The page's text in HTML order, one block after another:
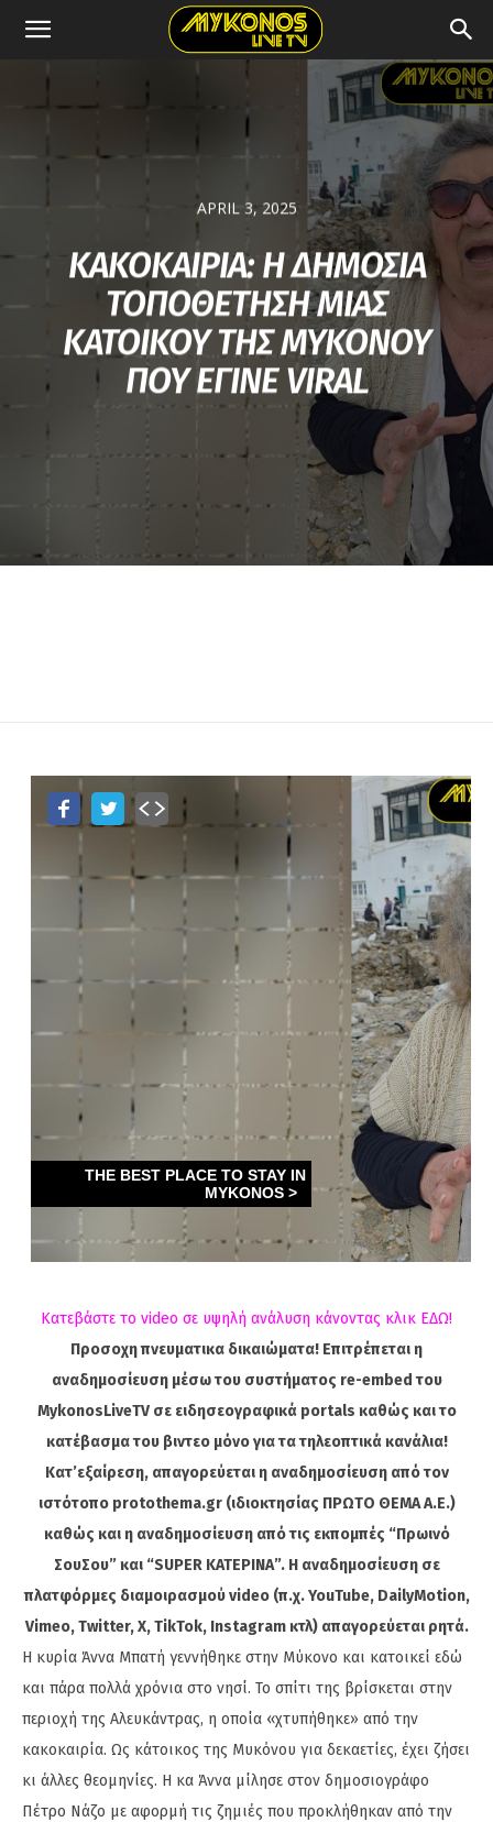
APRIL 3, 2025
KAΚΟΚΑΙΡΙΑ: Η ΔΗΜΟΣΙΑ
ΤΟΠΟΘΕΤΗΣΗ ΜΙΑΣ
ΚΑΤΟΙΚΟΥ ΤΗΣ ΜΥΚΟΝΟΥ
ΠΟΥ ΕΓΙΝΕ VIRAL
Κατεβάστε το video σε υψηλή ανάλυση κάνοντας κλικ ΕΔΩ!
Προσοχη πνευματικα δικαιώματα! Επιτρέπεται η
αναδημοσίευση μέσω του συστήματος re-embed του
MykonosLiveTV σε ειδησεογραφικά portals καθώς και το
κατέβασμα του βιντεο μόνο για τα τηλεοπτικά κανάλια!
Κατ’εξαίρεση, απαγορεύεται η αναδημοσίευση από τον
ιστότοπο protothema.gr (ιδιοκτησίας ΠΡΩΤΟ ΘΕΜΑ A.E.)
καθώς και η αναδημοσίευση από τις εκπομπές “Πρωινό
ΣουΣου” και “SUPER ΚΑΤΕΡΙΝΑ”. Η αναδημοσίευση σε
πλατφόρμες διαμοιρασμού video (π.χ. YouTube, DailyMotion,
Vimeo, Twitter, X, TikTok, Instagram κτλ) απαγορεύεται ρητά.
Η κυρία Άννα Μπατή γεννήθηκε στην Μύκονο και κατοικεί εδώ
και πάρα πολλά χρόνια στο νησί. Το σπίτι της βρίσκεται στην
περιοχή της Αλευκάντρας, η οποία «χτυπήθηκε» από την
κακοκαιρία. Ως κάτοικος της Μυκόνου για δεκαετίες, έχει ζήσει
κι άλλες θεομηνίες. Η κα Άννα μίλησε στον δημοσιογράφο
Πέτρο Νάζο με αφορμή τις ζημιές που προκλήθηκαν από την